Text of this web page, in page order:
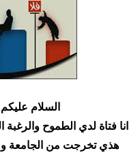
السلام
انا فتاة لدي الطموح
هذي تخرجت من الجامعة